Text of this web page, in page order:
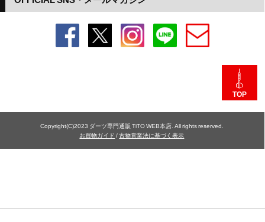
TOP
Copyright(C)2023 ダーツ専門通販 TiTO WEB本店. All rights reserved.
お買物ガイド /古物営業法に基づく表示